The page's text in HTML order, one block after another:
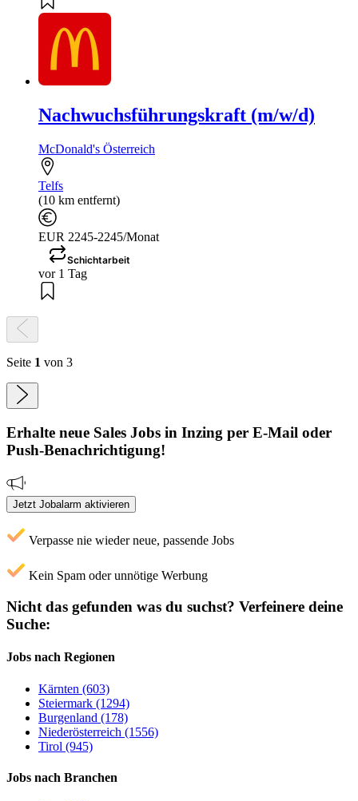
Nachwuchsführungskraft (m/w/d)
McDonald's Österreich
Telfs
(10 km entfernt)
EUR 2245-2245/Monat
Schichtarbeit
vor 1 Tag
Seite 1 von 3
Erhalte neue Sales Jobs in Inzing per E-Mail oder
Push-Benachrichtigung!
Jetzt Jobalarm aktivieren
Verpasse nie wieder neue, passende Jobs
Kein Spam oder unnötige Werbung
Nicht das gefunden was du suchst? Verfeinere deine
Suche:
Jobs nach Regionen
Kärnten (603)
Steiermark (1294)
Burgenland (178)
Niederösterreich (1556)
Tirol (945)
Jobs nach Branchen